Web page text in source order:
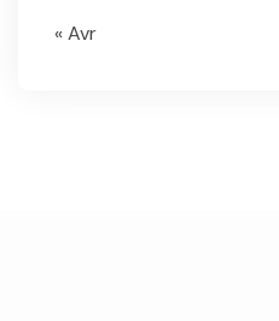
« Avr